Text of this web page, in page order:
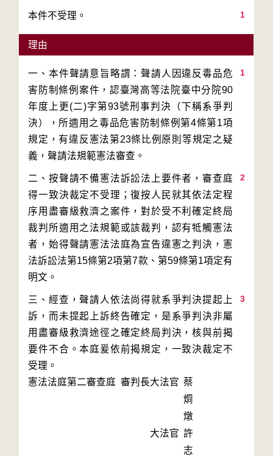
1
本件不受理。
理由
1
一、本件聲請意旨略謂：聲請人因違反毒品危
害防制條例案件，認臺灣高等法院臺中分院90
年度上更(二)字第93號刑事判決（下稱系爭判
決），所適用之毒品危害防制條例第4條第1項
規定，有違反憲法第23條比例原則等規定之疑
2
二、按聲請不備憲法訴訟法上要件者，審查庭
得一致決裁定不受理；復按人民就其依法定程
序用盡審級救濟之案件，對於受不利確定終局
裁判所適用之法規範或該裁判，認有牴觸憲法
者，始得聲請憲法法庭為宣告違憲之判決，憲
法訴訟法第15條第2項第7款、第59條第1項定有
3
三、經查，聲請人依法尚得就系爭判決提起上
訴，而未提起上訴終告確定，是系爭判決非屬
用盡審級救濟途徑之確定終局判決，核與前揭
要件不合。本庭爰依前揭規定，一致決裁定不
受理。
憲法法庭第二審查庭 審判長大法官 蔡
烱
燉
大法官 許
志